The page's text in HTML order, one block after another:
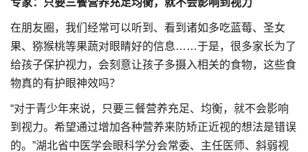
专家：只要三餐营养充足均衡，就不会影响到视力
在朋友圈，我们经常可以听到、看到诸如多吃蓝莓、圣女
果、猕猴桃等果蔬对眼睛好的信息……于是，很多家长为了
给孩子保护视力，会刻意让孩子多摄入相关的食物，这些食
物真的有护眼神效吗？
“对于青少年来说，只要三餐营养充足、均衡，就不会影响
到视力。希望通过增加各种营养来防矫正近视的想法是错误
的。”湖北省中医学会眼科学分会常委、主任医师、斜弱视